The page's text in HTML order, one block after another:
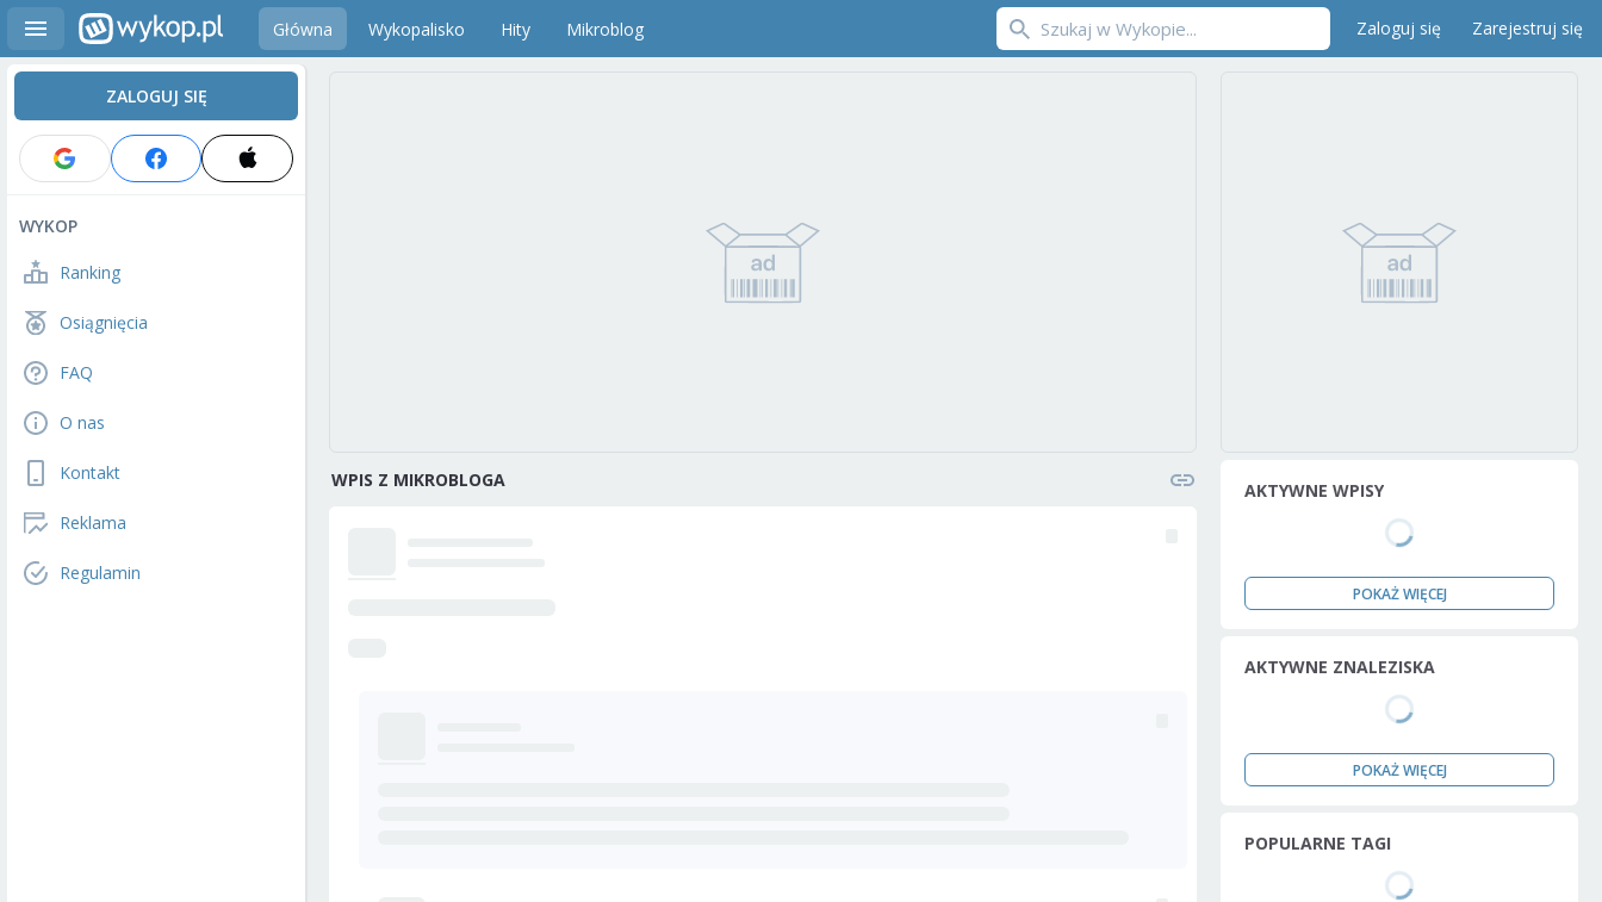
Główna Wykopalisko Hity Mikroblog Zaloguj się Zarejestruj się
ZALOGUJ SIĘ
WYKOP
Ranking
Osiągnięcia
FAQ
O nas
Kontakt
Reklama
Regulamin
WPIS Z MIKROBLOGA AKTYWNE WPISY
POKAŻ WIĘCEJ
AKTYWNE ZNALEZISKA
POKAŻ WIĘCEJ
POPULARNE TAGI